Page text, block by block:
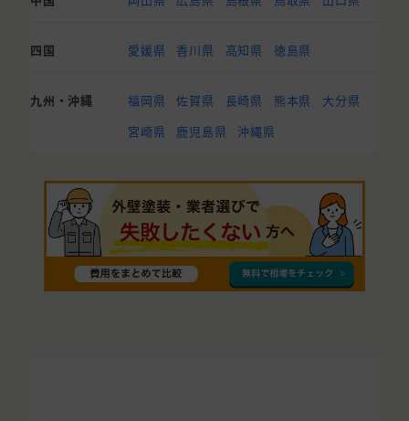
四国 愛媛県 香川県 高知県 徳島県
九州・沖縄 福岡県 佐賀県 長崎県 熊本県
大分県
宮崎県
鹿児島県 沖縄県